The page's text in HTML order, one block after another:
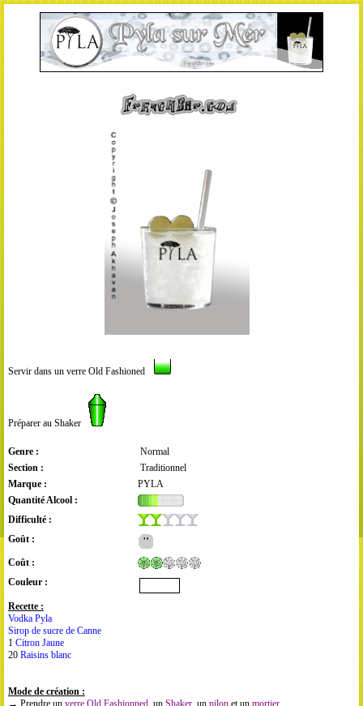
Servir dans un verre Old Fashioned
Préparer au Shaker
Genre :
Normal
Section :
Traditionnel
Marque :
PYLA
Quantité Alcool :
Difficulté :
Goût :
Coût :
Couleur :
Recette :
Vodka Pyla
Sirop de sucre de Canne
1 Citron Jaune
20 Raisins blanc
Mode de création :